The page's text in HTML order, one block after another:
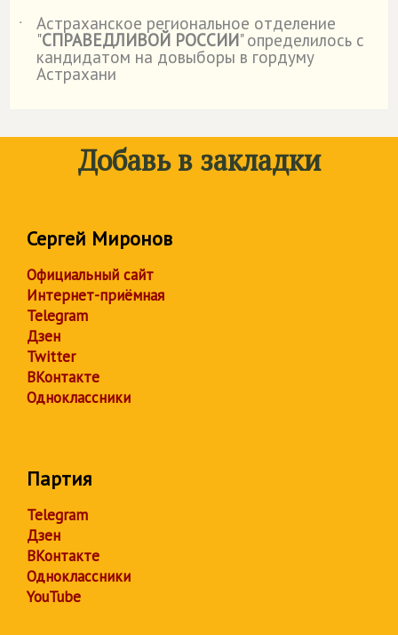
˙
Астраханское региональное отделение
"СПРАВЕДЛИВОЙ РОССИИ" определилось с
кандидатом на довыборы в гордуму
Астрахани
Добавь в закладки
Сергей Миронов
Официальный сайт
Интернет-приёмная
Telegram
Дзен
Twitter
ВКонтакте
Одноклассники
Партия
Telegram
Дзен
ВКонтакте
Одноклассники
YouTube